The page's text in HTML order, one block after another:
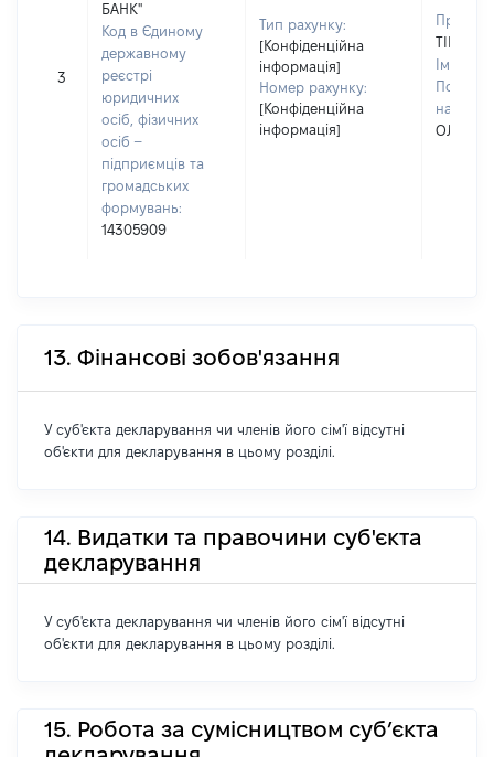
3
БАНК"
Код в Єдиному
державному
реєстрі
юридичних
осіб, фізичних
осіб –
підприємців та
громадських
формувань:
14305909
Тип рахунку:
[Конфіденційна
інформація]
Номер рахунку:
[Конфіденційна
інформація]
Ім'я:
По
13. Фінансові зобов'язання
У суб'єкта декларування чи членів його сім'ї відсутні
об'єкти для декларування в цьому розділі.
14. Видатки та правочини суб'єкта
декларування
У суб'єкта декларування чи членів його сім'ї відсутні
об'єкти для декларування в цьому розділі.
15. Робота за сумісництвом суб’єкта